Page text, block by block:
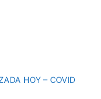
HOY – COVID